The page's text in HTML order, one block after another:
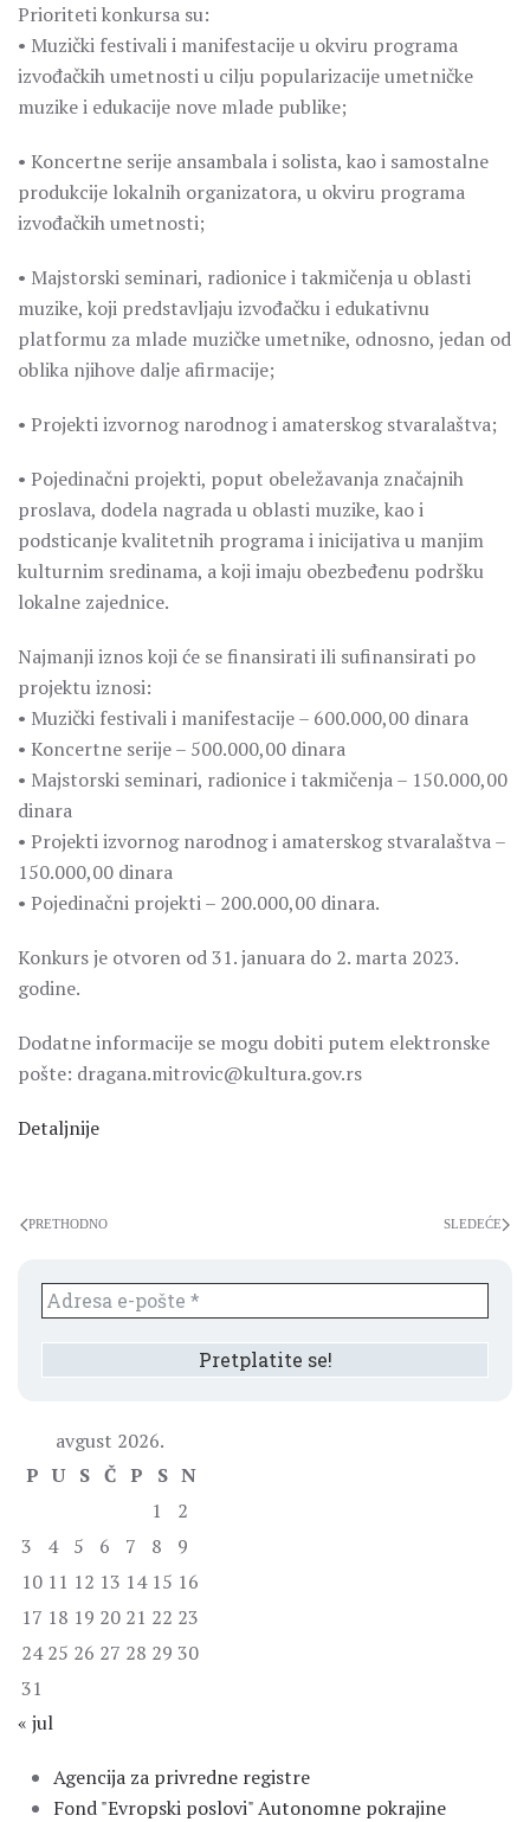
Prioriteti konkursa su:
• Muzički festivali i manifestacije u okviru programa
izvođačkih umetnosti u cilju popularizacije umetničke
muzike i edukacije nove mlade publike;
• Koncertne serije ansambala i solista, kao i samostalne
produkcije lokalnih organizatora, u okviru programa
izvođačkih umetnosti;
• Majstorski seminari, radionice i takmičenja u oblasti
muzike, koji predstavljaju izvođačku i edukativnu
platformu za mlade muzičke umetnike, odnosno, jedan od
oblika njihove dalje afirmacije;
• Projekti izvornog narodnog i amaterskog stvaralaštva;
• Pojedinačni projekti, poput obeležavanja značajnih
proslava, dodela nagrada u oblasti muzike, kao i
podsticanje kvalitetnih programa i inicijativa u manjim
kulturnim sredinama, a koji imaju obezbeđenu podršku
lokalne zajednice.
Najmanji iznos koji će se finansirati ili sufinansirati po
projektu iznosi:
• Muzički festivali i manifestacije – 600.000,00 dinara
• Koncertne serije – 500.000,00 dinara
• Majstorski seminari, radionice i takmičenja – 150.000,00
dinara
• Projekti izvornog narodnog i amaterskog stvaralaštva –
150.000,00 dinara
• Pojedinačni projekti – 200.000,00 dinara.
Konkurs je otvoren od 31. januara do 2. marta 2023.
godine.
Dodatne informacije se mogu dobiti putem elektronske
pošte: dragana.mitrovic@kultura.gov.rs
Detaljnije
PRETHODNO SLEDEĆE
avgust 2026.
P U S Č P S N
1
2
3
4 5 6 7 8
9
10 11 12 13 14 15 16
17 18 19 20 21 22 23
24 25 26 27 28 29 30
31
« jul
Agencija za privredne registre
Fond "Evropski poslovi" Autonomne pokrajine